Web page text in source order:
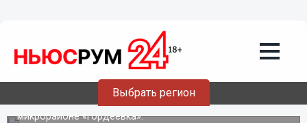
Выбрать регион
14.12.201201:18
Новый детский сад открылся в
Нижнем Новгороде
Детское дошкольное учреждение расположено в
микрорайоне «Гордеевка».